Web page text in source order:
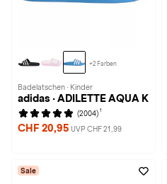
+2 Farben
Badelatschen · Kinder
adidas · ADILETTE AQUA K
(2004) 1
CHF 20,95 UVP CHF 21,99
Sale